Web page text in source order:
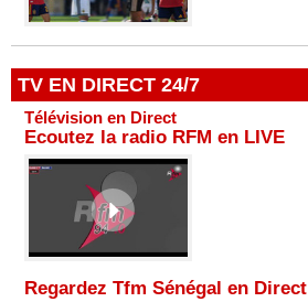
TV EN DIRECT 24/7
Télévision en Direct
Ecoutez la radio RFM en LIVE
Regardez Tfm Sénégal en Direct